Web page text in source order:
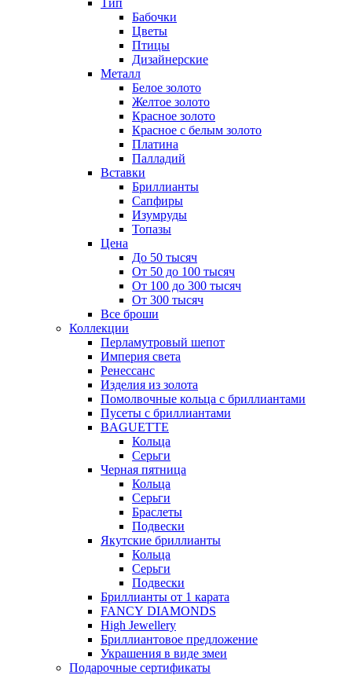
Тип
Бабочки
Цветы
Птицы
Дизайнерские
Металл
Белое золото
Желтое золото
Красное золото
Красное с белым золото
Платина
Палладий
Вставки
Бриллианты
Сапфиры
Изумруды
Топазы
Цена
До 50 тысяч
От 50 до 100 тысяч
От 100 до 300 тысяч
От 300 тысяч
Все броши
Коллекции
Перламутровый шепот
Империя света
Ренессанс
Изделия из золота
Помолвочные кольца с бриллиантами
Пусеты с бриллиантами
BAGUETTE
Кольца
Серьги
Черная пятница
Кольца
Серьги
Браслеты
Подвески
Якутские бриллианты
Кольца
Серьги
Подвески
Бриллианты от 1 карата
FANCY DIAMONDS
High Jewellery
Бриллиантовое предложение
Украшения в виде змеи
Подарочные сертификаты